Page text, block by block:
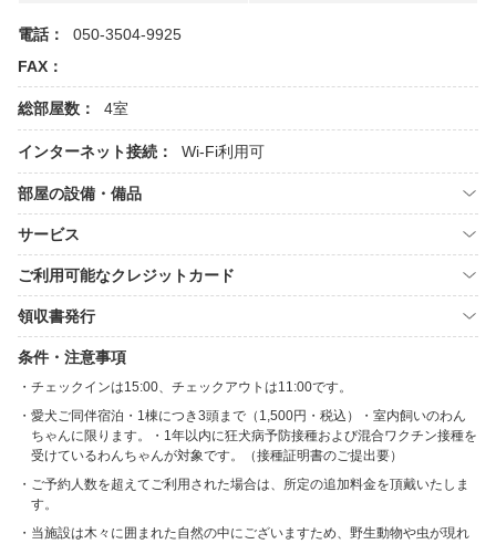
電話：
050-3504-9925
FAX：
総部屋数： 4室
インターネット接続： Wi-Fi利用可
部屋の設備・備品
サービス
ご利用可能なクレジットカード
領収書発行
条件・注意事項
チェックインは15:00、チェックアウトは11:00です。
愛犬ご同伴宿泊・1棟につき3頭まで（1,500円・税込）・室内飼いのわん
ちゃんに限ります。・1年以内に狂犬病予防接種および混合ワクチン接種を
受けているわんちゃんが対象です。（接種証明書のご提出要）
ご予約人数を超えてご利用された場合は、所定の追加料金を頂戴いたしま
す。
当施設は木々に囲まれた自然の中にございますため、野生動物や虫が現れ